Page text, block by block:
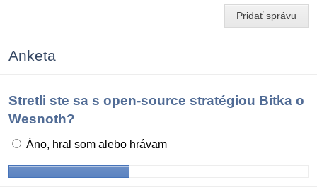
Pridať správu
Anketa
Stretli ste sa s open-source stratégiou Bitka o
Wesnoth?
Áno, hral som alebo hrávam